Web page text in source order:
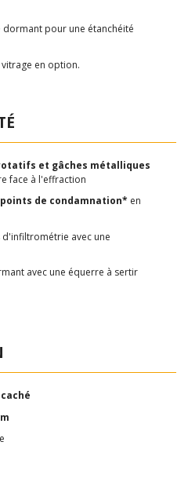
dormant pour une étanchéité
en option.
et gâches métalliques
face à l'effraction
points de condamnation* en
d'infiltrométrie avec une
avec une équerre à sertir